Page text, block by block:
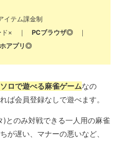
イテム課金制
ド× ｜ PCブラウザ◎ ｜
アプリ◎
ロで遊べる麻雀ゲームなの
ば会員登録なしで遊べます。
とのみ対戦できる一人用の麻雀
が遅い、マナーの悪いなど、